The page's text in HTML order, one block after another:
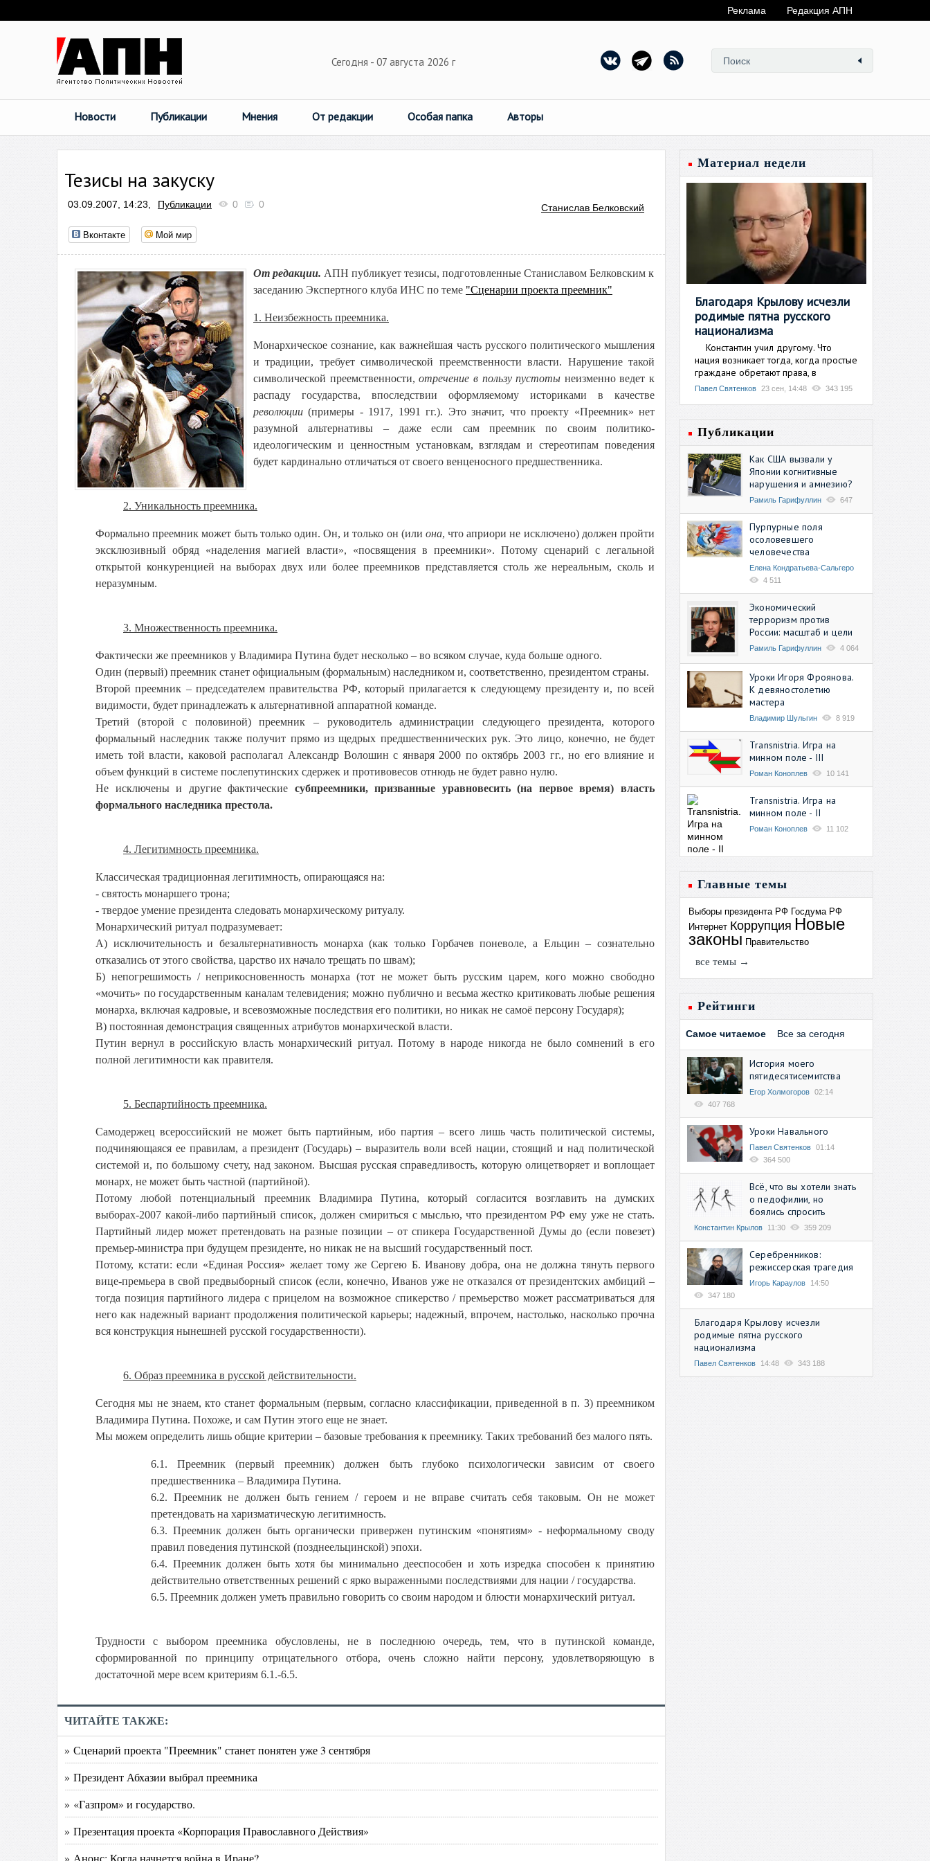
Реклама Редакция АПН
Сегодня - 07 августа 2026 г
Новости Публикации Мнения От редакции Особая папка Авторы
Тезисы на закуску
03.09.2007, 14:23, Публикации 0 0 Станислав Белковский
Вконтакте Мой мир
От редакции. АПН публикует тезисы, подготовленные Станиславом Белковским к
заседанию Экспертного клуба ИНС по теме "Сценарии проекта преемник"
1. Неизбежность преемника.
Монархическое сознание, как важнейшая часть русского политического мышления
и традиции, требует символической преемственности власти. Нарушение такой
символической преемственности,отречение в пользу пустоты неизменно ведет к
распаду государства, впоследствии оформляемому историками в качестве
революции (примеры - 1917, 1991 гг.). Это значит, что проекту «Преемник» нет
разумной альтернативы – даже если сам преемник по своим политико-
идеологическим и ценностным установкам, взглядам и стереотипам поведения
будет кардинально отличаться от своего венценосного предшественника.
2. Уникальность преемника.
Формально преемник может быть только один. Он, и только он (или она, что априори не исключено) должен пройти
эксклюзивный обряд «наделения магией власти», «посвящения в преемники». Потому сценарий с легальной
открытой конкуренцией на выборах двух или более преемников представляется столь же нереальным, сколь и
неразумным.
3. Множественность преемника.
Фактически же преемников у Владимира Путина будет несколько – во всяком случае, куда больше одного.
Один (первый) преемник станет официальным (формальным) наследником и, соответственно, президентом страны.
Второй преемник – председателем правительства РФ, который прилагается к следующему президенту и, по всей
видимости, будет принадлежать к альтернативной аппаратной команде.
Третий (второй с половиной) преемник – руководитель администрации следующего президента, которого
формальный наследник также получит прямо из щедрых предшественнических рук. Это лицо, конечно, не будет
иметь той власти, каковой располагал Александр Волошин с января 2000 по октябрь 2003 гг., но его влияние и
объем функций в системе послепутинских сдержек и противовесов отнюдь не будет равно нулю.
Не исключены и другие фактические субпреемники, призванные уравновесить (на первое время) власть
формального наследника престола.
4. Легитимность преемника.
Классическая традиционная легитимность, опирающаяся на:
- святость монаршего трона;
- твердое умение президента следовать монархическому ритуалу.
Монархический ритуал подразумевает:
А) исключительность и безальтернативность монарха (как только Горбачев поневоле, а Ельцин – сознательно
отказались от этого свойства, царство их начало трещать по швам);
Б) непогрешимость / неприкосновенность монарха (тот не может быть русским царем, кого можно свободно
«мочить» по государственным каналам телевидения; можно публично и весьма жестко критиковать любые решения
монарха, включая кадровые, и всевозможные последствия его политики, но никак не самоё персону Государя);
В) постоянная демонстрация священных атрибутов монархической власти.
Путин вернул в российскую власть монархический ритуал. Потому в народе никогда не было сомнений в его
полной легитимности как правителя.
5. Беспартийность преемника.
Самодержец всероссийский не может быть партийным, ибо партия – всего лишь часть политической системы,
подчиняющаяся ее правилам, а президент (Государь) – выразитель воли всей нации, стоящий и над политической
системой и, по большому счету, над законом. Высшая русская справедливость, которую олицетворяет и воплощает
монарх, не может быть частной (партийной).
Потому любой потенциальный преемник Владимира Путина, который согласится возглавить на думских
выборах-2007 какой-либо партийный список, должен смириться с мыслью, что президентом РФ ему уже не стать.
Партийный лидер может претендовать на разные позиции – от спикера Государственной Думы до (если повезет)
премьер-министра при будущем президенте, но никак не на высший государственный пост.
Потому, кстати: если «Единая Россия» желает тому же Сергею Б. Иванову добра, она не должна тянуть первого
вице-премьера в свой предвыборный список (если, конечно, Иванов уже не отказался от президентских амбиций –
тогда позиция партийного лидера с прицелом на возможное спикерство / премьерство может рассматриваться для
него как надежный вариант продолжения политической карьеры; надежный, впрочем, настолько, насколько прочна
вся конструкция нынешней русской государственности).
6. Образ преемника в русской действительности.
Сегодня мы не знаем, кто станет формальным (первым, согласно классификации, приведенной в п. 3) преемником
Владимира Путина. Похоже, и сам Путин этого еще не знает.
Мы можем определить лишь общие критерии – базовые требования к преемнику. Таких требований без малого пять.
6.1. Преемник (первый преемник) должен быть глубоко психологически зависим от своего
предшественника – Владимира Путина.
6.2. Преемник не должен быть гением / героем и не вправе считать себя таковым. Он не может
претендовать на харизматическую легитимность.
6.3. Преемник должен быть органически привержен путинским «понятиям» - неформальному своду
правил поведения путинской (позднеельцинской) эпохи.
6.4. Преемник должен быть хотя бы минимально дееспособен и хоть изредка способен к принятию
действительно ответственных решений с ярко выраженными последствиями для нации / государства.
6.5. Преемник должен уметь правильно говорить со своим народом и блюсти монархический ритуал.
Трудности с выбором преемника обусловлены, не в последнюю очередь, тем, что в путинской команде,
сформированной по принципу отрицательного отбора, очень сложно найти персону, удовлетворяющую в
достаточной мере всем критериям 6.1.-6.5.
ЧИТАЙТЕ ТАКЖЕ:
» Сценарий проекта "Преемник" станет понятен уже 3 сентября
» Президент Абхазии выбрал преемника
» «Газпром» и государство.
» Презентация проекта «Корпорация Православного Действия»
» Анонс: Когда начнется война в Иране?
Материал недели
Благодаря Крылову исчезли
родимые пятна русского
национализма
Константин учил другому. Что
нация возникает тогда, когда простые
граждане обретают права, в
Павел Святенков 23 сен, 14:48 343 195
Публикации
Как США вызвали у
Японии когнитивные
нарушения и амнезию?
Рамиль Гарифуллин 647
Пурпурные поля
осоловевшего
человечества
Елена Кондратьева-Сальгеро
4 511
Экономический
терроризм против
России: масштаб и цели
Рамиль Гарифуллин 4 064
Уроки Игоря Фроянова.
К девяностолетию
мастера
Владимир Шульгин 8 919
Transnistria. Игра на
минном поле - III
Роман Коноплев 10 141
Transnistria. Игра на
минном поле - II
Роман Коноплев 11 102
Главные темы
Выборы президента РФ Госдума РФ
Интернет Коррупция Новые
законы Правительство
все темы →
Рейтинги
Самое читаемое Все за сегодня
История моего
пятидесятисемитства
Егор Холмогоров 02:14
407 768
Уроки Навального
Павел Святенков 01:14
364 500
Всё, что вы хотели знать
о педофилии, но
боялись спросить
Константин Крылов 11:30 359 209
Серебренников:
режиссерская трагедия
Игорь Караулов
14:50
347 180
Благодаря Крылову исчезли
родимые пятна русского
национализма
Павел Святенков 14:48 343 188